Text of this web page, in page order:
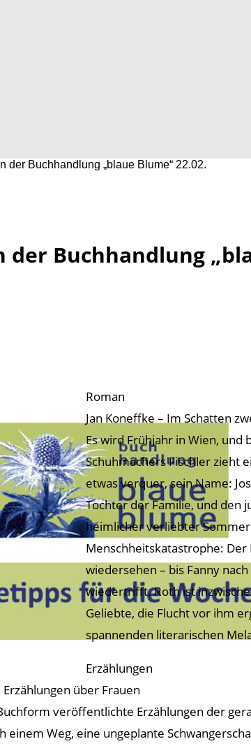
der Buchhandlung „blaue Blume“ 22.02.
der Buchhandlung
Roman
Jan Koneffke – Im Schatten
Es wird Frühjahr in Wien, und
Schuhmachers Fischler zieht
etwas verquer, sein Name:
Tochter der Familie, und den
heimlicher verliebter
Menschheitskatastrophe: Der
wiedersehen – bis Fanny
wiedertrifft. Roth ist
Geliebte, die Flucht vor ihm
spannenden literarischen
Erzählungen
über Frauen
veröffentlichte Erzählungen der
einem Weg, eine ungeplante